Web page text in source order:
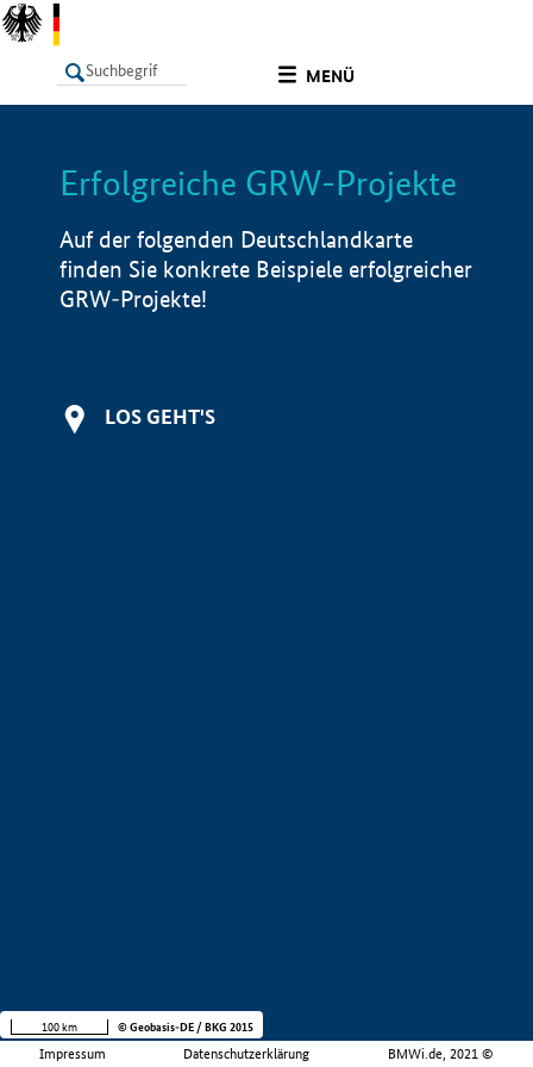
MENÜ
LISTE Info
Erfolgreiche GRW-Projekte
Auf der folgenden Deutschlandkarte
finden Sie konkrete Beispiele erfolgreicher
GRW-Projekte!
LOS GEHT'S
Impressum Datenschutzerklärung BMWi.de, 2021 ©
100 km © Geobasis-DE / BKG 2015